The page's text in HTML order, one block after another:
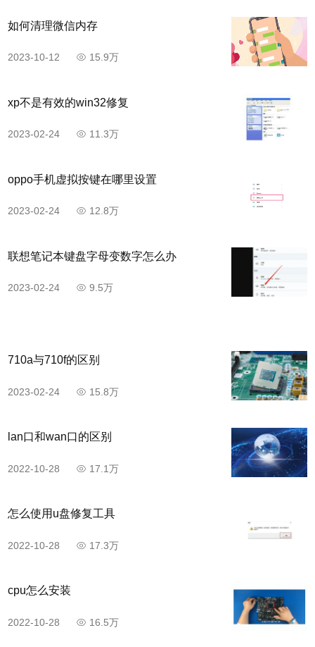
如何清理微信内存
2023-10-12 15.9万
xp不是有效的win32修复
2023-02-24 11.3万
oppo手机虚拟按键在哪里设置
2023-02-24 12.8万
联想笔记本键盘字母变数字怎么办
2023-02-24 9.5万
710a与710f的区别
2023-02-24 15.8万
lan口和wan口的区别
2022-10-28 17.1万
怎么使用u盘修复工具
2022-10-28 17.3万
cpu怎么安装
2022-10-28 16.5万